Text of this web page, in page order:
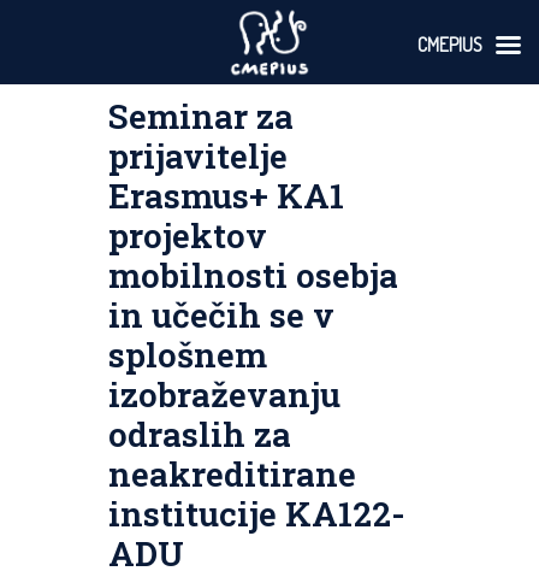
Seminar za
prijavitelje
Erasmus+ KA1
projektov
mobilnosti osebja
in učečih se v
splošnem
izobraževanju
odraslih za
neakreditirane
institucije KA122-
ADU
CMEPIUS